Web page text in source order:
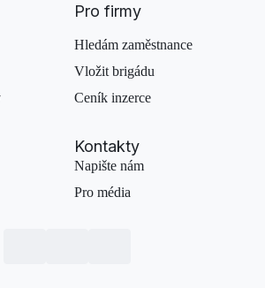
Pro firmy
Hledám zaměstnance
Vložit brigádu
Ceník inzerce
Kontakty
Napište nám
Pro média